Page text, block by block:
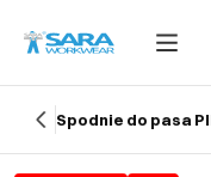
Spodnie do pasa